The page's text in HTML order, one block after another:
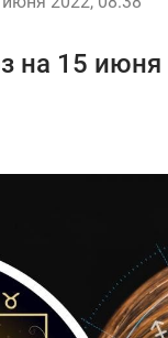
на 15